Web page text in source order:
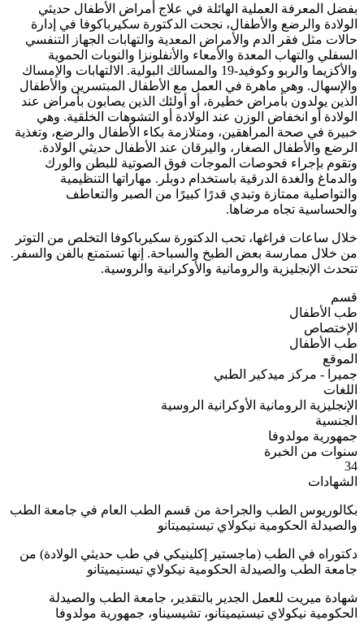
بفضل المعرفة العملية الهائلة في علاج أمراض الأطفال حديثي
الولادة والرضع والأطفال، نجحت الدكتورة سكيرباكوفا في إدارة
حالات مثل فقر الدم والأمراض المعدية والتهابات الجهاز التنفسي
السفلي والتهاب المعدة والأمعاء والأنفلونزا والنوبات الحموية
والأكزيما والربو وكوفيد-19 والمسالك البولية. الالتهابات والإمساك
والإسهال. وهي ماهرة في العمل مع الأطفال المبتسرين والأطفال
الذين يولدون بأمراض خطيرة، أو أولئك الذين يصابون بأمراض عند
الولادة أو انخفاض الوزن عند الولادة أو التشوهات الخلقية. وهي
خبيرة في صحة المراهقين، ومتلازمة بكاء الأطفال والرضع، وتغذية
الرضع والأطفال الصغار، واليرقان عند الأطفال حديثي الولادة.
وتقوم بإجراء فحوصات الموجات فوق الصوتية للبطن والورك
والدماغ والغدة الدرقية باستخدام دوبلر. مهاراتها التنظيمية
والتواصلية ممتازة وتبدي قدرًا كبيرًا من الصبر والتعاطف
والحساسية تجاه مرضاها.
خلال ساعات فراغها، تحب الدكتورة سكيرباكوفا التخلص من التوتر
من خلال ممارسة بعض الطبخ والسباحة. إنها تستمتع بالفن والسفر.
تتحدث الإنجليزية والرومانية والأوكرانية والروسية.
قسم
طب الأطفال
الإختصاص
طب الأطفال
الموقع
جميرا - مركز ميدكير الطبي
اللغات
الإنجليزية الرومانية الأوكرانية الروسية
الجنسية
جمهورية مولدوفا
سنوات من الخبرة
34
الشهادات
بكالوريوس الطب والجراحة من قسم الطب العام في جامعة الطب
والصيدلة الحكومية نيكولاي تيستيميتانو
دكتوراه في الطب (ماجستير إكلينيكي في طب حديثي الولادة) من
جامعة الطب والصيدلة الحكومية نيكولاي تيستيميتانو
شهادة ميريت للعمل الجدير بالتقدير، جامعة الطب والصيدلة
الحكومية نيكولاي تيستيميتانو، تشيسيناو، جمهورية مولدوفا